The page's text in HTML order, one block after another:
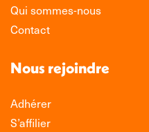
Qui sommes-nous
Contact
Nous rejoindre
Adhérer
S’affilier